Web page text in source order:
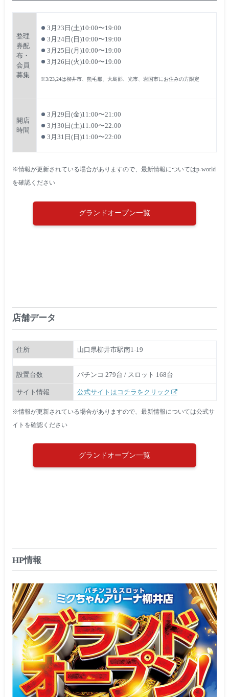
整理
券配
布・
会員
募集
3月23日(土)10:00〜19:00
3月24日(日)10:00〜19:00
3月25日(月)10:00〜19:00
3月26日(火)10:00〜19:00
※3/23,24は柳井市、熊毛郡、大島郡、光市、岩国市にお住みの方限定
開店
時間
3月29日(金)11:00〜21:00
3月30日(土)11:00〜22:00
3月31日(日)11:00〜22:00
※情報が更新されている場合がありますので、最新情報についてはp-world
を確認ください
グランドオープン一覧
店舗データ
住所 山口県柳井市駅南1-19
設置台数 パチンコ 279台 / スロット 168台
サイト情報 公式サイトはコチラをクリック
※情報が更新されている場合がありますので、最新情報については公式サ
イトを確認ください
グランドオープン一覧
HP情報